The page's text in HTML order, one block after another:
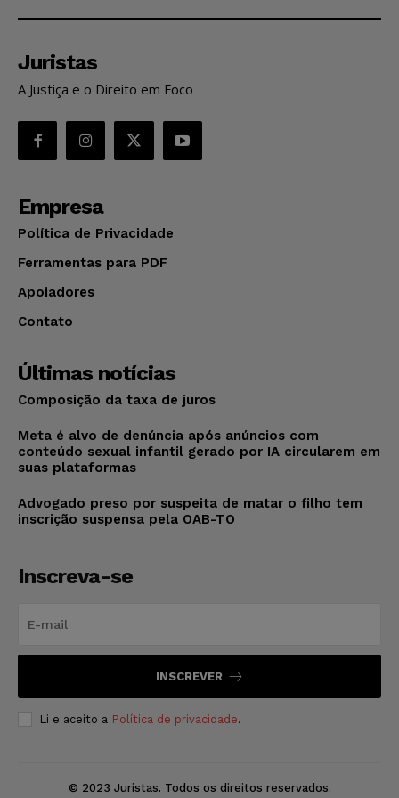
Juristas
A Justiça e o Direito em Foco
Empresa
Política de Privacidade
Ferramentas para PDF
Apoiadores
Contato
Últimas notícias
Composição da taxa de juros
Meta é alvo de denúncia após anúncios com
conteúdo sexual infantil gerado por IA circularem em
suas plataformas
Advogado preso por suspeita de matar o filho tem
inscrição suspensa pela OAB-TO
Inscreva-se
INSCREVER
Li e aceito a Política de privacidade.
© 2023 Juristas. Todos os direitos reservados.